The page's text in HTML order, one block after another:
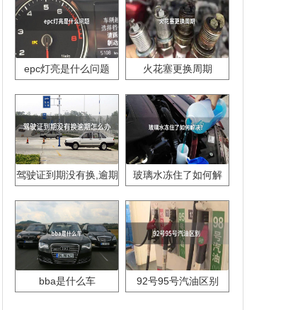
epc灯亮是什么问题 火花塞更换周期
驾驶证到期没有换,逾期
玻璃水冻住了如何解
bba是什么车 92号95号汽油区别